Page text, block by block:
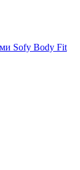
Sofy Body Fit